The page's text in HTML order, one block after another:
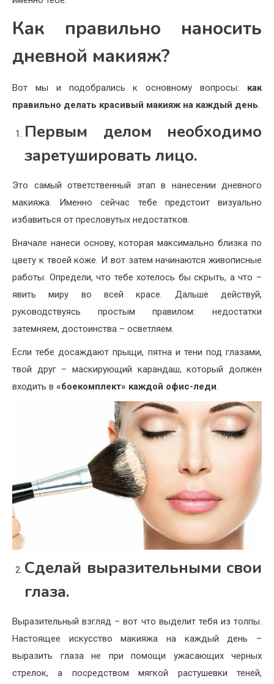
Как правильно наносить
дневной макияж?
Вот мы и подобрались к основному вопросы: как
правильно делать красивый макияж на каждый день.
Первым делом необходимо
заретушировать лицо.
Это самый ответственный этап в нанесении дневного
макияжа. Именно сейчас тебе предстоит визуально
избавиться от пресловутых недостатков.
Вначале нанеси основу, которая максимально близка по
цвету к твоей коже. И вот затем начинаются живописные
работы. Определи, что тебе хотелось бы скрыть, а что –
явить миру во всей красе. Дальше действуй,
руководствуясь простым правилом: недостатки
затемняем, достоинства – осветляем.
Если тебе досаждают прыщи, пятна и тени под глазами,
твой друг – маскирующий карандаш, который должен
входить в «боекомплект» каждой офис-леди.
Сделай выразительными свои
глаза.
Выразительный взгляд – вот что выделит тебя из толпы.
Настоящее искусство макияжа на каждый день –
выразить глаза не при помощи ужасающих черных
стрелок, а посредством мягкой растушевки теней,